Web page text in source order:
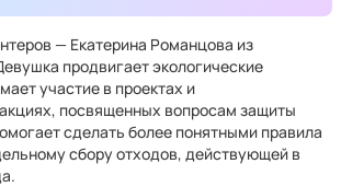
— Екатерина Романцова из
продвигает экологические
участие в проектах и
посвященных вопросам защиты
сделать более понятными правила
сбору отходов, действующей в